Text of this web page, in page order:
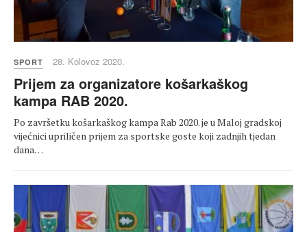
SPORT 28. Kolovoz 2020.
Prijem za organizatore košarkaškog
kampa RAB 2020.
Po završetku košarkaškog kampa Rab 2020. je u Maloj gradskoj
vijećnici upriličen prijem za sportske goste koji zadnjih tjedan
dana…